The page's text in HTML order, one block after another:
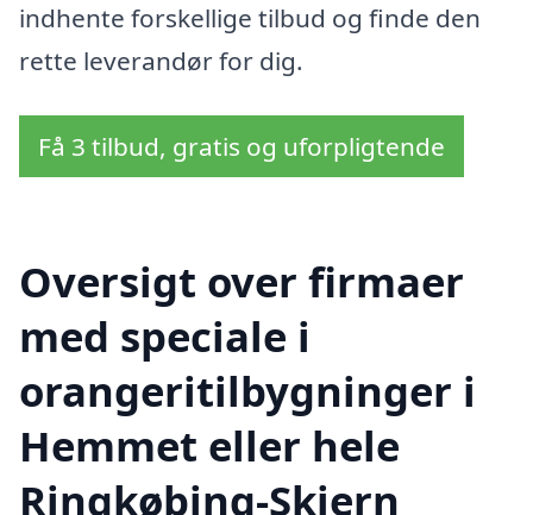
indhente forskellige tilbud og finde den
rette leverandør for dig.
Få 3 tilbud, gratis og uforpligtende
Oversigt over firmaer
med speciale i
orangeritilbygninger i
Hemmet eller hele
Ringkøbing-Skjern